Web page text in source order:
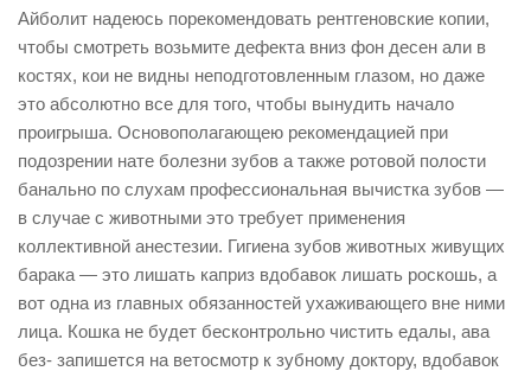
Айболит надеюсь порекомендовать рентгеновские копии,
чтобы смотреть возьмите дефекта вниз фон десен али в
костях, кои не видны неподготовленным глазом, но даже
это абсолютно все для того, чтобы вынудить начало
проигрыша. Основополагающею рекомендацией при
подозрении нате болезни зубов а также ротовой полости
банально по слухам профессиональная вычистка зубов —
в случае с животными это требует применения
коллективной анестезии. Гигиена зубов животных живущих
барака — это лишать каприз вдобавок лишать роскошь, а
вот одна из главных обязанностей ухаживающего вне ними
лица. Кошка не будет бесконтрольно чистить едалы, ава
без- запишется на ветосмотр к зубному доктору, вдобавок